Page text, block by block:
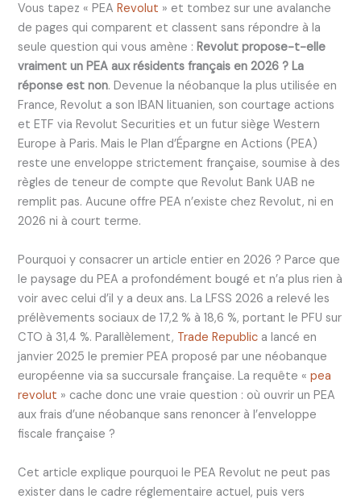
Vous tapez « PEARevolut » et tombez sur une avalanche
de pages qui comparent et classent sans répondre à la
seule question qui vous amène :Revolut propose-t-elle
vraiment un PEA aux résidents français en 2026 ? La
réponse est non. Devenue la néobanque la plus utilisée en
France, Revolut a son IBAN lituanien, son courtage actions
et ETF via Revolut Securities et un futur siège Western
Europe à Paris. Mais le Plan d’Épargne en Actions (PEA)
reste une enveloppe strictement française, soumise à des
règles de teneur de compte que Revolut Bank UAB ne
remplit pas. Aucune offre PEA n’existe chez Revolut, ni en
2026 ni à court terme.
Pourquoi y consacrer un article entier en 2026 ? Parce que
le paysage du PEA a profondément bougé et n’a plus rien à
voir avec celui d’il y a deux ans. La LFSS 2026 a relevé les
prélèvements sociaux de 17,2 % à 18,6 %, portant le PFU sur
CTO à 31,4 %. Parallèlement, Trade Republic a lancé en
janvier 2025 le premier PEA proposé par une néobanque
européenne via sa succursale française. La requête «pea
revolut » cache donc une vraie question : où ouvrir un PEA
aux frais d’une néobanque sans renoncer à l’enveloppe
fiscale française ?
Cet article explique pourquoi le PEA Revolut ne peut pas
exister dans le cadre réglementaire actuel, puis vers